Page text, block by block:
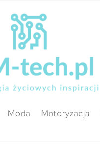
Moda Motoryzacja